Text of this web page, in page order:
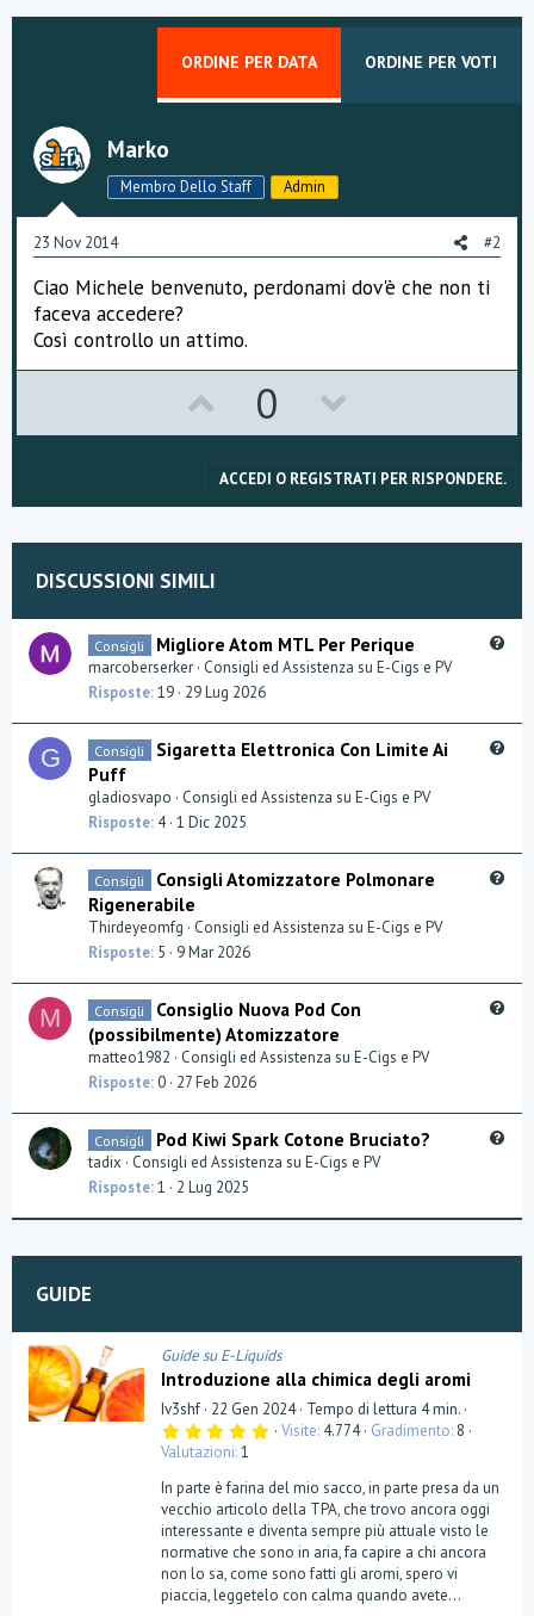
ORDINE PER DATA ORDINE PER VOTI
Marko
Membro Dello Staff Admin
23 Nov 2014 #2
Ciao Michele benvenuto, perdonami dov'è che non ti
faceva accedere?
Così controllo un attimo.
p
v
o
e
0
o
w
n
o
t
e
ACCEDI O REGISTRATI PER RISPONDERE.
DISCUSSIONI SIMILI
Consigli Migliore Atom MTL Per Perique
marcoberserker Consigli ed Assistenza su E-Cigs e PV
Risposte 19 29 Lug 2026
G
i
Consigli
Sigaretta Elettronica Con Limite Ai
Puff
gladiosvapo
Consigli ed Assistenza su E-Cigs e PV
Risposte 4 1 Dic 2025
i
Consigli
Consigli Atomizzatore Polmonare
Rigenerabile
Thirdeyeomfg
Consigli ed Assistenza su E-Cigs e PV
Risposte 5 9 Mar 2026
M
i
Consigli
Consiglio Nuova Pod Con
(possibilmente) Atomizzatore
matteo1982
Consigli ed Assistenza su E-Cigs e PV
Risposte 0 27 Feb 2026
t
Consigli Pod Kiwi Spark Cotone Bruciato?
tadix
Consigli ed Assistenza su E-Cigs e PV
Risposte 1 2 Lug 2025
GUIDE
Guide su E-Liquids
Introduzione alla chimica degli aromi
Iv3shf 22 Gen 2024 Tempo di lettura 4 min.
5
0
s
t
e
l
l
a
(
e
Visite 4.774 Gradimento 8
Valutazioni 1
In parte è farina del mio sacco, in parte presa da un
vecchio articolo della TPA, che trovo ancora oggi
interessante e diventa sempre più attuale visto le
normative che sono in aria, fa capire a chi ancora
non lo sa, come sono fatti gli aromi, spero vi
piaccia, leggetelo con calma quando avete...